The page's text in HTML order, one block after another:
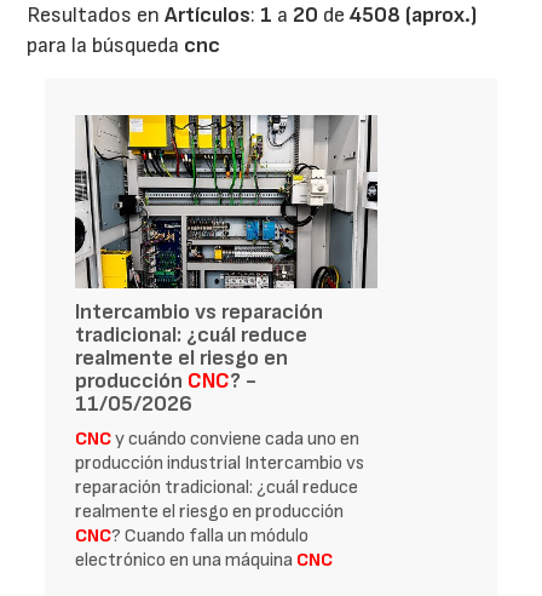
Resultados enArtículos: 1 a 20 de4508 (aprox.)
para la búsqueda cnc
Intercambio vs reparación
tradicional: ¿cuál reduce
realmente el riesgo en
producción CNC? -
11/05/2026
CNCy cuándo conviene cada uno en
producción industrial Intercambio vs
reparación tradicional: ¿cuál reduce
realmente el riesgo en producción
CNC? Cuando falla un módulo
electrónico en una máquina CNC